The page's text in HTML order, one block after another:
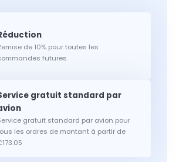
de 10% pour toutes les
futures
gratuit standard par avion pour
les ordres de montant à partir de